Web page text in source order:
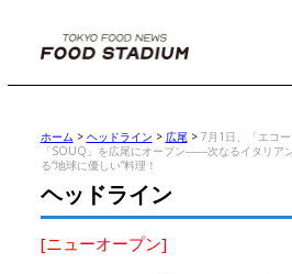
ホーム > ヘッドライン > 広尾> 7月1日、「エコ
「SOUQ」を広尾にオープン――次なるイタリア
る“地球に優しい”料理！
ヘッドライン
[ニューオープン]